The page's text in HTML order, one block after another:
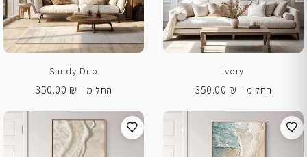
Ivory
החל מ -
350.00 ₪
Sandy Duo
החל מ -
350.00 ₪